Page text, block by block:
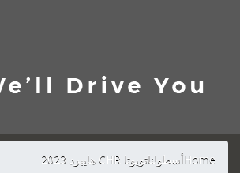
Homeأسطولناتويوتا CHR هايبرد 2023